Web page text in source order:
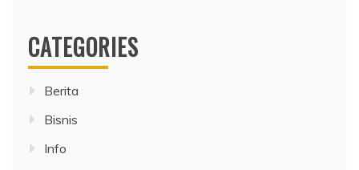
CATEGORIES
Berita
Bisnis
Info